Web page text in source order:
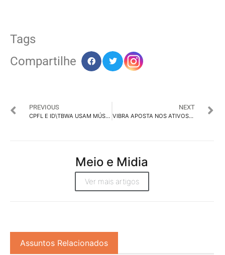
Tags
Compartilhe
PREVIOUS
CPFL E ID\TBWA USAM MÚSICA PARA MAIOR SEGURANÇA COM A ELETRICIDADE
NEXT
VIBRA APOSTA NOS ATIVOS DE CONFIANÇA E SUPERIORIDADE DOS POSTOS PETROBRAS
Meio e Midia
Ver mais artigos
Assuntos Relacionados